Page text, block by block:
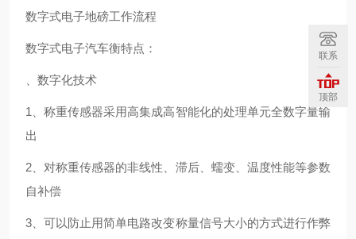
数字式电子地磅工作流程
数字式电子汽车衡特点：
、数字化技术
1、称重传感器采用高集成高智能化的处理单元全数字量输
出
2、对称重传感器的非线性、滞后、蠕变、温度性能等参数
自补偿
3、可以防止用简单电路改变称量信号大小的方式进行作弊
联系
顶部